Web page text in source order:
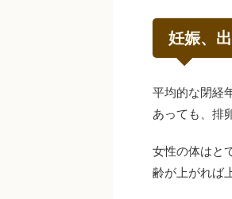
妊娠、
平均的な閉経
あっても、排
女性の体はと
齢が上がれば